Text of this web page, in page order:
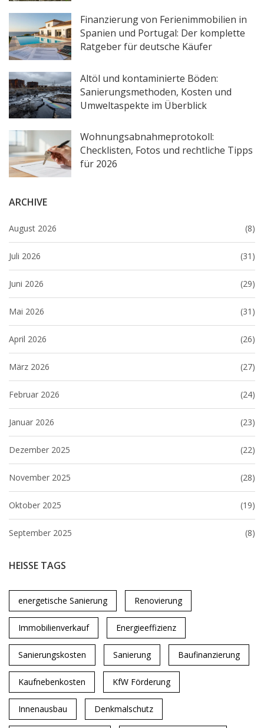
Finanzierung von Ferienimmobilien in
Spanien und Portugal: Der komplette
Ratgeber für deutsche Käufer
Altöl und kontaminierte Böden:
Sanierungsmethoden, Kosten und
Umweltaspekte im Überblick
Wohnungsabnahmeprotokoll:
Checklisten, Fotos und rechtliche Tipps
für 2026
ARCHIVE
August 2026 (8)
Juli 2026 (31)
Juni 2026 (29)
Mai 2026 (31)
April 2026 (26)
März 2026 (27)
Februar 2026 (24)
Januar 2026 (23)
Dezember 2025 (22)
November 2025 (28)
Oktober 2025 (19)
September 2025 (8)
HEISSE TAGS
energetische Sanierung Renovierung
Immobilienverkauf Energieeffizienz
Sanierungskosten Sanierung Baufinanzierung
Kaufnebenkosten KfW Förderung
Innenausbau Denkmalschutz